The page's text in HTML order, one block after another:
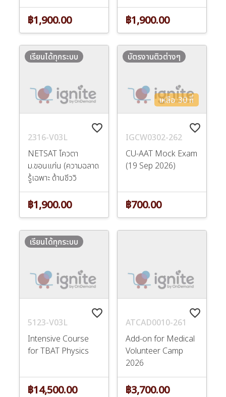
฿1,900.00 ฿1,900.00
favorite_border
2316-V03L
NETSAT โควตา
ม.ขอนแก่น (ความฉลาด
รู้เฉพาะ ด้านชีววิ
เรียนได้ทุกระบบ
฿1,900.00
favorite_border
IGCW0302-262
CU-AAT Mock Exam
(19 Sep 2026)
เหลือ 30 ที่
บัตรงานติวต่างๆ
฿700.00
favorite_border
5123-V03L
Intensive Course
for TBAT Physics
เรียนได้ทุกระบบ
฿14,500.00
favorite_border
ATCAD0010-261
Add-on for Medical
Volunteer Camp
2026
฿3,700.00